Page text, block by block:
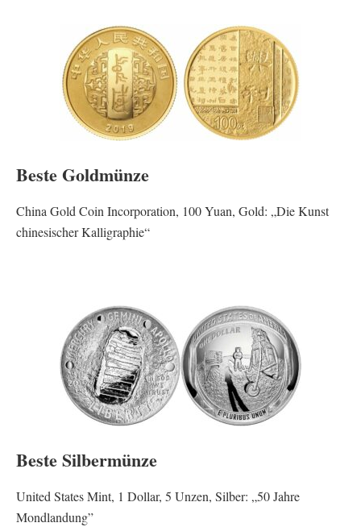
Beste Goldmünze
China Gold Coin Incorporation, 100 Yuan, Gold: „Die Kunst
chinesischer Kalligraphie“
Beste Silbermünze
United States Mint, 1 Dollar, 5 Unzen, Silber: „50 Jahre
Mondlandung”